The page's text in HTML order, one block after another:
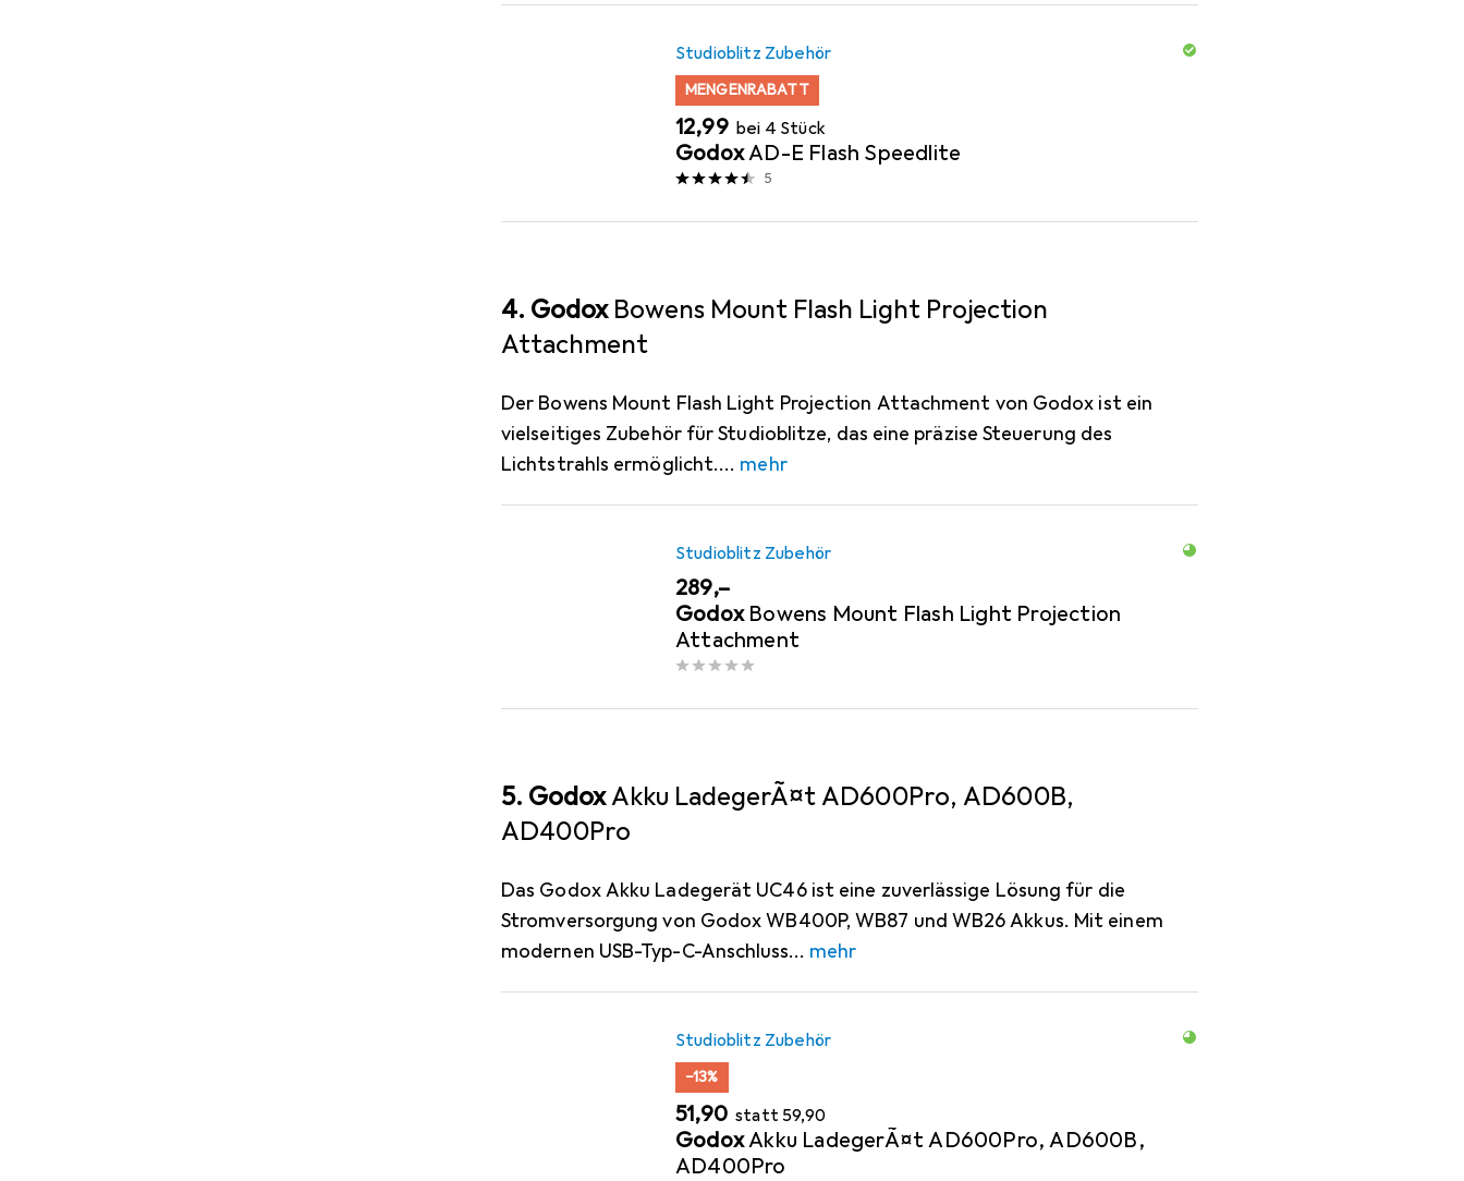
Studioblitz Zubehör
MENGENRABATT
EUR
12,99 bei 4 Stück
GodoxAD-E Flash Speedlite
5
4. GodoxBowens Mount Flash Light Projection
Attachment
Der Bowens Mount Flash Light Projection Attachment von Godox ist ein
vielseitiges Zubehör für Studioblitze, das eine präzise Steuerung des
Lichtstrahls ermöglicht.
mehr
Studioblitz Zubehör
EUR
289,–
Godox Bowens Mount Flash Light Projection
Attachment
5. GodoxAkku LadegerÃ¤t AD600Pro, AD600B,
AD400Pro
Das Godox Akku Ladegerät UC46 ist eine zuverlässige Lösung für die
Stromversorgung von Godox WB400P, WB87 und WB26 Akkus. Mit einem
modernen USB-Typ-C-Anschluss
mehr
Studioblitz Zubehör
−13%
EUR
51,90 stattEUR
59,90
GodoxAkku LadegerÃ¤t AD600Pro, AD600B,
AD400Pro